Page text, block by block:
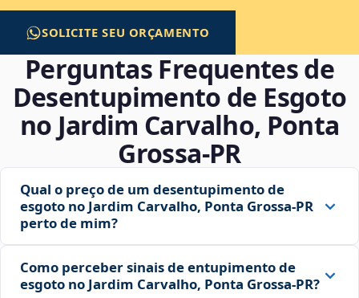
SOLICITE SEU ORÇAMENTO
Perguntas Frequentes de
Desentupimento de Esgoto
no Jardim Carvalho, Ponta
Grossa‑PR
Qual o preço de um desentupimento de
esgoto no Jardim Carvalho, Ponta Grossa‑PR
perto de mim?
Como perceber sinais de entupimento de
esgoto no Jardim Carvalho, Ponta Grossa‑PR?